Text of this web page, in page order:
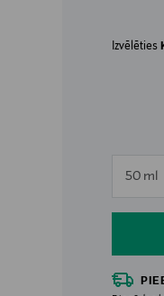
Izvēlēties
50 mlnull